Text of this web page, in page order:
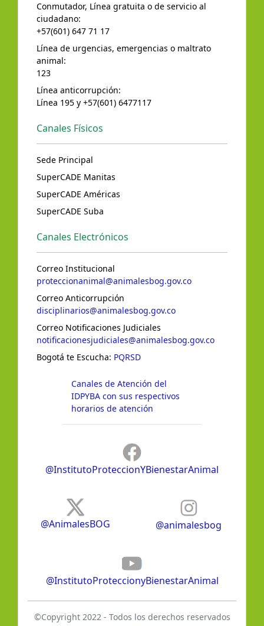
Conmutador, Línea gratuita o de servicio al
ciudadano:
+57(601) 647 71 17
Línea de urgencias, emergencias o maltrato
animal:
123
Línea anticorrupción:
Línea 195 y +57(601) 6477117
Canales Físicos
Sede Principal
SuperCADE Manitas
SuperCADE Américas
SuperCADE Suba
Canales Electrónicos
Correo Institucional
proteccionanimal@animalesbog.gov.co
Correo Anticorrupción
disciplinarios@animalesbog.gov.co
Correo Notificaciones Judiciales
notificacionesjudiciales@animalesbog.gov.co
Bogotá te Escucha: PQRSD
Canales de Atención del
IDPYBA con sus respectivos
horarios de atención
@InstitutoProteccionYBienestarAnimal
@AnimalesBOG @animalesbog
@InstitutoProteccionyBienestarAnimal
©Copyright 2022 - Todos los derechos reservados